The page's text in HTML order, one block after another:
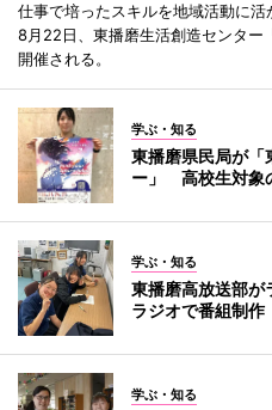
仕事で培ったスキルを地域活動に
8月22日、東播磨生活創造センター
開催される。
学ぶ・知る
東播磨県民局が「
ー」 高校生対象
学ぶ・知る
東播磨高放送部
ラジオで番組制作
学ぶ・知る